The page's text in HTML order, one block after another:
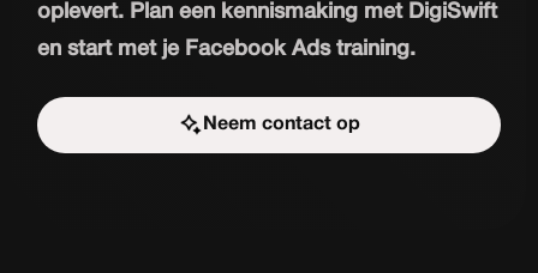
oplevert. Plan een kennismaking met DigiSwift
en start met je Facebook Ads training.
Neem contact op
Start de uitdaging